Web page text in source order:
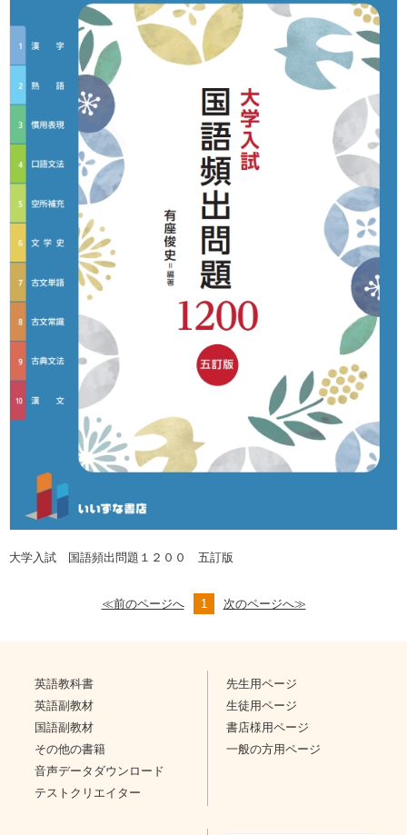
大学入試 国語頻出問題１２００ 五訂版
≪前のページへ 1 次のページへ≫
英語教科書
英語副教材
国語副教材
その他の書籍
音声データダウンロード
テストクリエイター
先生用ページ
生徒用ページ
書店様用ページ
一般の方用ページ